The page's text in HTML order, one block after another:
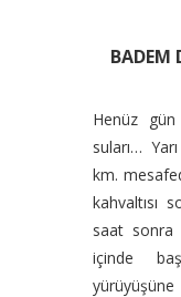
BADEM
Henüz gün
suları…
km.
kahvaltısı
saat sonra
içinde